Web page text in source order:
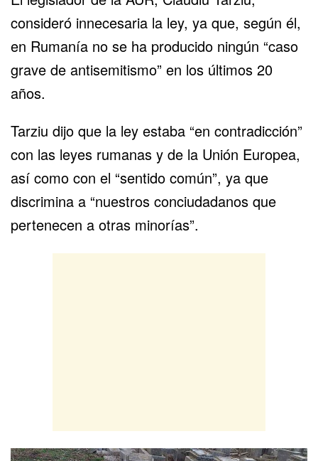
consideró innecesaria la ley, ya que, según él,
en Rumanía no se ha producido ningún “caso
grave de antisemitismo” en los últimos 20
años.
Tarziu dijo que la ley estaba “en contradicción”
con las leyes rumanas y de la Unión Europea,
así como con el “sentido común”, ya que
discrimina a “nuestros conciudadanos que
pertenecen a otras minorías”.